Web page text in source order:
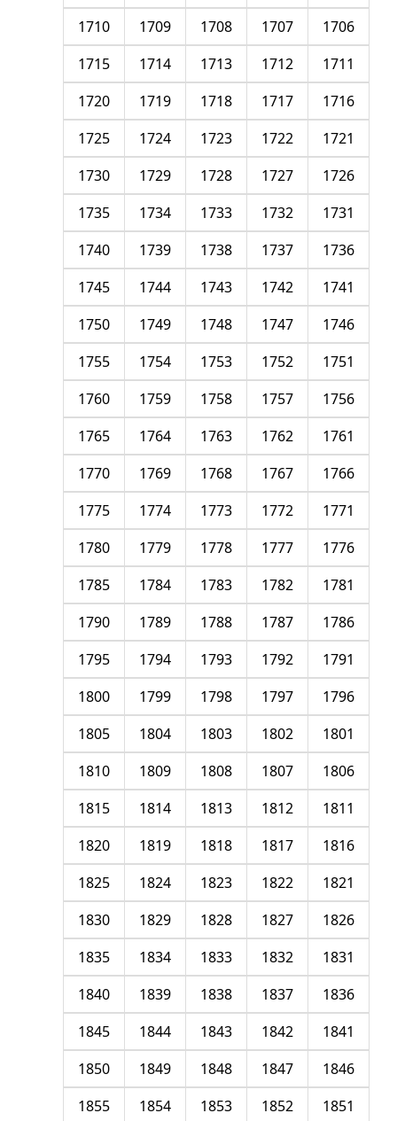
1706
1707
1708
1709
1710
1711
1712
1713
1714
1715
1716
1717
1718
1719
1720
1721
1722
1723
1724
1725
1726
1727
1728
1729
1730
1731
1732
1733
1734
1735
1736
1737
1738
1739
1740
1741
1742
1743
1744
1745
1746
1747
1748
1749
1750
1751
1752
1753
1754
1755
1756
1757
1758
1759
1760
1761
1762
1763
1764
1765
1766
1767
1768
1769
1770
1771
1772
1773
1774
1775
1776
1777
1778
1779
1780
1781
1782
1783
1784
1785
1786
1787
1788
1789
1790
1791
1792
1793
1794
1795
1796
1797
1798
1799
1800
1801
1802
1803
1804
1805
1806
1807
1808
1809
1810
1811
1812
1813
1814
1815
1816
1817
1818
1819
1820
1821
1822
1823
1824
1825
1826
1827
1828
1829
1830
1831
1832
1833
1834
1835
1836
1837
1838
1839
1840
1841
1842
1843
1844
1845
1846
1847
1848
1849
1850
1851
1852
1853
1854
1855